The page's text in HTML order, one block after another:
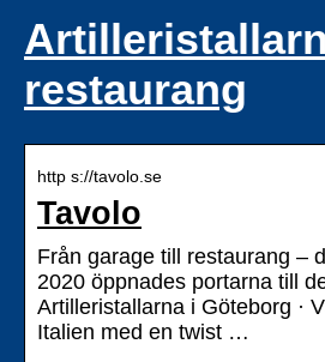
restaurang
http s://tavolo.se
Tavolo
Från garage till restaurang –
2020 öppnades portarna till
Artilleristallarna i Göteborg ·
Italien med en twist …